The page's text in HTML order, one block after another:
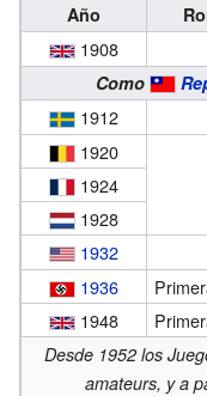
Año
1908
Como
1912
1920
1924
1928
1932
1936
1948
Desde 1952 los
amateurs, y a